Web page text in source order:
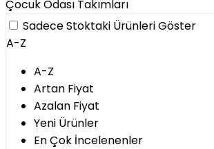
Çocuk Odası Takımları
Sadece Stoktaki Ürünleri Göster
A-Z
A-Z
Artan Fiyat
Azalan Fiyat
Yeni Ürünler
En Çok İncelenenler